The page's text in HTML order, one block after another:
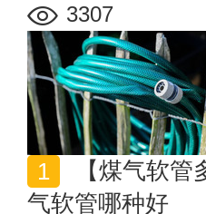
3307
气软管哪种好